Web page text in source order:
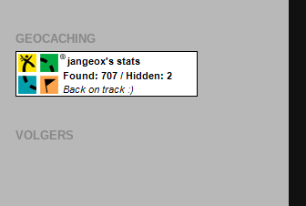
GEOCACHING
VOLGERS